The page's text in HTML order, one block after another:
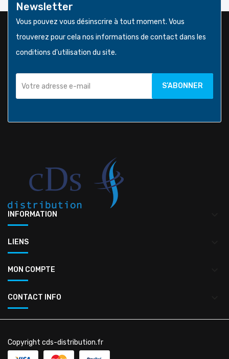
Newsletter
Vous pouvez vous désinscrire à tout moment. Vous
trouverez pour cela nos informations de contact dans les
conditions d'utilisation du site.
INFORMATION
LIENS
MON COMPTE
CONTACT INFO
Copyright cds-distribution.fr